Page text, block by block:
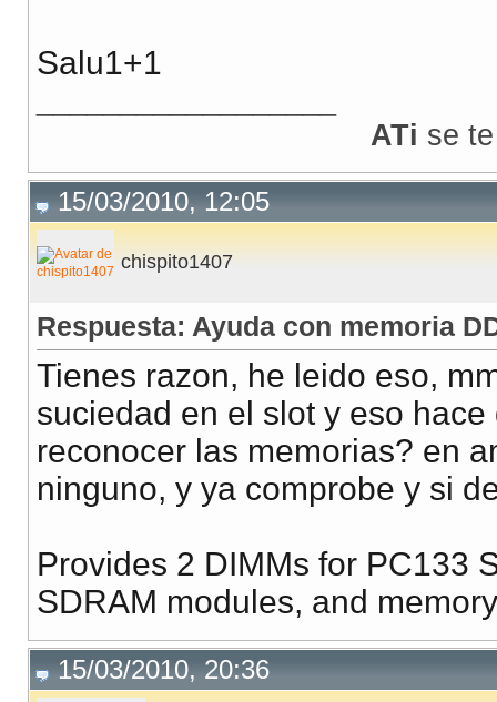
Salu1+1
ATi se
15/03/2010, 12:05
chispito1407
Respuesta: Ayuda con memoria
Tienes razon, he leido eso,
suciedad en el slot y eso
reconocer las memorias? en
ninguno, y ya comprobe y si
Provides 2 DIMMs for PC133
SDRAM modules, and
15/03/2010, 20:36